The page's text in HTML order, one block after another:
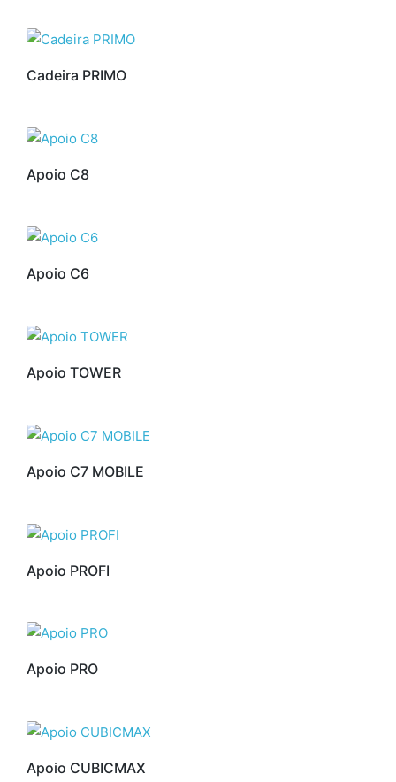
Cadeira PRIMO
Apoio C8
Apoio C6
Apoio TOWER
Apoio C7 MOBILE
Apoio PROFI
Apoio PRO
Apoio CUBICMAX